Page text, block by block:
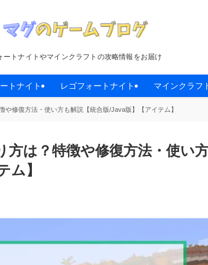
ートナイトやマインクラフトの攻略情報をお届け
トナイト レゴフォートナイト マインクラフ
や修復方法・使い方も解説【統合版/Java版】【アイテム】
方は？特徴や修復方法・使い
ム】